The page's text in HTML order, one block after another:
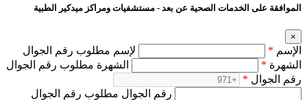
الموافقة على الخدمات الصحية عن بعد - مستشفيات ومراكز ميدكير الطبية
×
الإسم *
لإسم مطلوب رقم الجوال
الشهرة *
الشهرة مطلوب رقم الجوال
رقم الجوال *
رقم الجوال مطلوب رقم الجوال